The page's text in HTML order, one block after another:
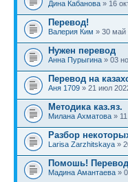
Дина Кабанова » 16
Перевод!
Валерия Ким » 30 май
Нужен перевод
Анна Пурыгина » 03
Перевод на
Аня 1709 » 21 июл
Методика каз.яз.
Милана Ахматова »
Разбор
Larisa Zarzhitskaya »
Помошь!
Мадина Амантаева »